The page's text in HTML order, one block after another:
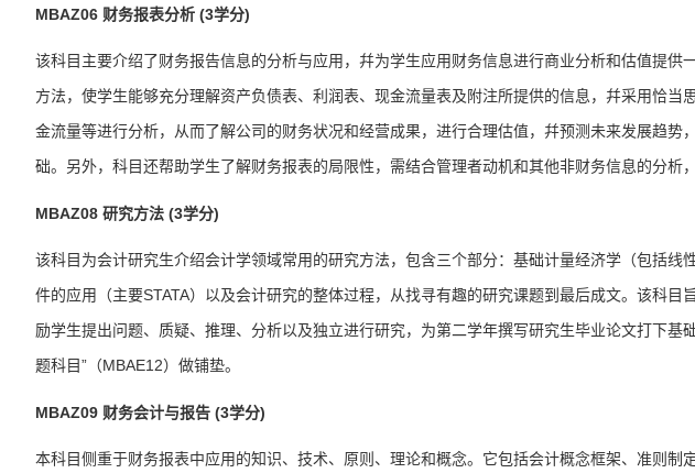
MBAZ06 财务报表分析 (3学分)
该科目 主要介绍了财务报告信息的分析与应用，幷为学生应用财务信息进行商业分析和估值提供
方法，使学生能够充分理解资产负债表、利润表、现金流量表及附注所提供的信息，幷采用恰当
金流量等进行分析，从而了解公司的财务状况和经营成果，进行合理估值，幷预测未来发展趋势
础。另外， 科目还帮助学生了解财务报表的局限性，需结合管理者动机和其他非财务信息的分析
MBAZ08 研究方法 (3学分)
该科目 为会计研究生介绍会计学领域常用的研究方法，包含三个部分：基础计量经济学（包括线
件的应用（主要STATA）以及会计研究的整体过程，从找寻有趣的研究课题到最后成文。该科目
励学生提出问题、质疑、推理、分析以及独立进行研究，为第二学年撰写研究生毕业论文打下基
题科目”（MBAE12）做铺垫。
MBAZ09 财务会计与报告 (3学分)
本科目侧重于财务报表中应用的知识、技术、原则、理论和概念。它包括会计概念框架、准则制